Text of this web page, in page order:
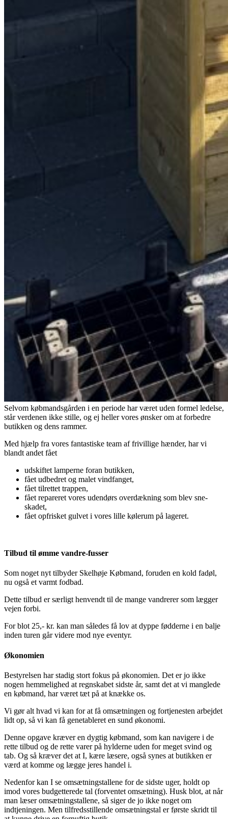
Selvom købmandsgården i en periode har været uden formel ledelse,
står verdenen ikke stille, og ej heller vores ønsker om at forbedre
butikken og dens rammer.
Med hjælp fra vores fantastiske team af frivillige hænder, har vi
blandt andet fået
udskiftet lamperne foran butikken,
fået udbedret og malet vindfanget,
fået tilrettet trappen,
fået repareret vores udendørs overdækning som blev sne-
skadet,
fået opfrisket gulvet i vores lille kølerum på lageret.
Tilbud til ømme vandre-fusser
Som noget nyt tilbyder Skelhøje Købmand, foruden en kold fadøl,
nu også et varmt fodbad.
Dette tilbud er særligt henvendt til de mange vandrerer som lægger
vejen forbi.
For blot 25,- kr. kan man således få lov at dyppe fødderne i en balje
inden turen går videre mod nye eventyr.
Økonomien
Bestyrelsen har stadig stort fokus på økonomien. Det er jo ikke
nogen hemmelighed at regnskabet sidste år, samt det at vi manglede
en købmand, har været tæt på at knække os.
Vi gør alt hvad vi kan for at få omsætningen og fortjenesten arbejdet
lidt op, så vi kan få genetableret en sund økonomi.
Denne opgave kræver en dygtig købmand, som kan navigere i de
rette tilbud og de rette varer på hylderne uden for meget svind og
tab. Og så kræver det at I, kære læsere, også synes at butikken er
værd at komme og lægge jeres handel i.
Nedenfor kan I se omsætningstallene for de sidste uger, holdt op
imod vores budgetterede tal (forventet omsætning). Husk blot, at når
man læser omsætningstallene, så siger de jo ikke noget om
indtjeningen. Men tilfredsstillende omsætningstal er første skridt til